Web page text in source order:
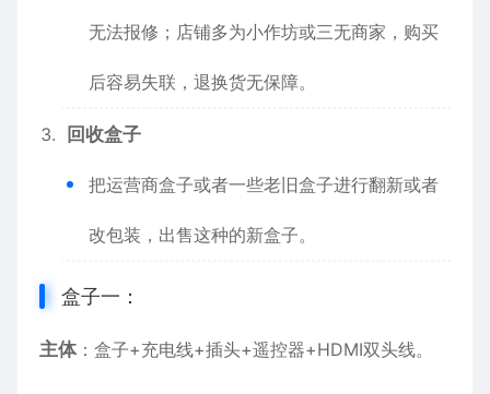
无法报修；店铺多为小作坊或三无商家，购买
后容易失联，退换货无保障。
回收盒子
把运营商盒子或者一些老旧盒子进行翻新或者
改包装，出售这种的新盒子。
盒子一：
主体：盒子+充电线+插头+遥控器+HDMI双头线。